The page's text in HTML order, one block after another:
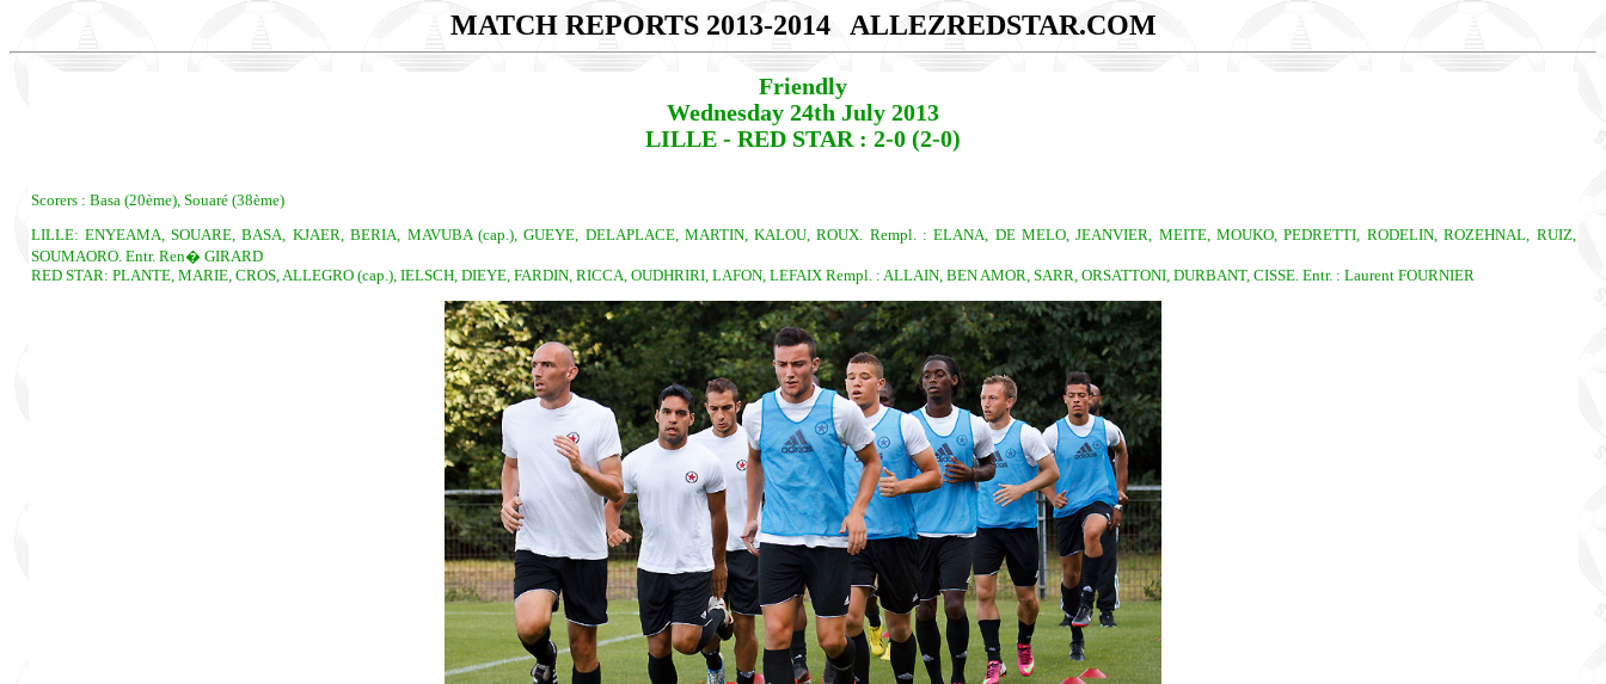
MATCH REPORTS 2013-2014 ALLEZREDSTAR.COM
Friendly
Wednesday 24th July 2013
LILLE - RED STAR : 2-0 (2-0)
Scorers : Basa (20ème), Souaré (38ème)
LILLE: ENYEAMA, SOUARE, BASA, KJAER, BERIA, MAVUBA (cap.), GUEYE, DELAPLACE, MARTIN, KALOU, ROUX. Rempl. : ELANA, DE MELO, JEANVIER, MEITE, MOUKO, PEDRETTI, RODELIN, ROZEHNAL, RUIZ,
SOUMAORO. Entr. Ren� GIRARD
RED STAR: PLANTE, MARIE, CROS, ALLEGRO (cap.), IELSCH, DIEYE, FARDIN, RICCA, OUDHRIRI, LAFON, LEFAIX Rempl. : ALLAIN, BEN AMOR, SARR, ORSATTONI, DURBANT, CISSE. Entr. : Laurent FOURNIER